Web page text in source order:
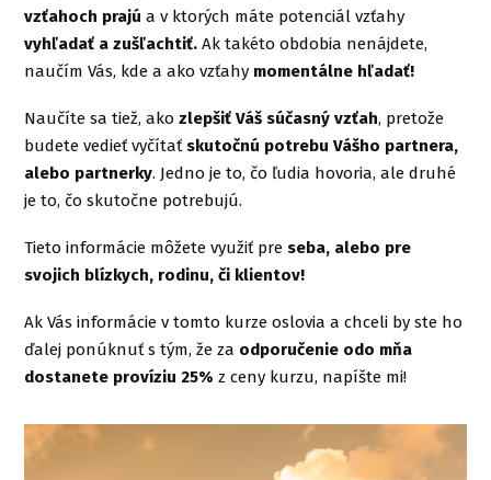
vzťahoch prajú a v ktorých máte potenciál vzťahy
vyhľadať a zušľachtiť. Ak takéto obdobia nenájdete,
naučím Vás, kde a ako vzťahy momentálne hľadať!
Naučíte sa tiež, akozlepšiť Váš súčasný vzťah, pretože
budete vedieť vyčítaťskutočnú potrebu Vášho partnera,
alebo partnerky. Jedno je to, čo ľudia hovoria, ale druhé
je to, čo skutočne potrebujú.
Tieto informácie môžete využiť preseba, alebo pre
svojich blízkych, rodinu, či klientov!
Ak Vás informácie v tomto kurze oslovia a chceli by ste ho
ďalej ponúknuť s tým, že za odporučenie odo mňa
dostanete províziu 25% z ceny kurzu, napíšte mi!